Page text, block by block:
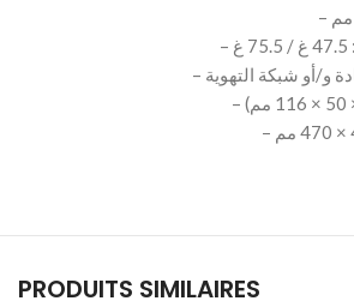
و/أو شبكة التهوية
PRODUITS SIMILAIRES